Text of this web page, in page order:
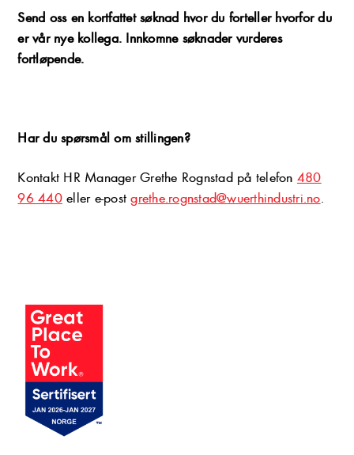
Send oss en kortfattet søknad hvor du forteller hvorfor du
er vår nye kollega. Innkomne søknader vurderes
fortløpende.
Har du spørsmål om stillingen?
Kontakt HR Manager Grethe Rognstad på telefon 480
96 440eller e-postgrethe.rognstad@wuerthindustri.no